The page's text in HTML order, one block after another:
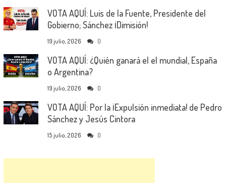
VOTA AQUÍ: Luis de la Fuente, Presidente del
Gobierno; Sánchez ¡Dimisión!
19 julio, 2026 0
VOTA AQUÍ: ¿Quién ganará el el mundial, España
o Argentina?
19 julio, 2026 0
VOTA AQUÍ: Por la ¡Expulsión inmediata! de Pedro
Sánchez y Jesús Cintora
15 julio, 2026 0